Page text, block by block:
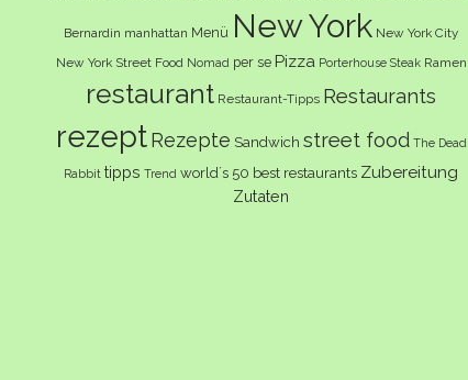
Bernardin manhattan Menü New York New York City
New York Street Food Nomad per se Pizza Porterhouse Steak Ramen
restaurant Restaurant-Tipps Restaurants
rezept Rezepte Sandwich street food The Dead
Rabbit tipps Trend world´s 50 best restaurants Zubereitung
Zutaten